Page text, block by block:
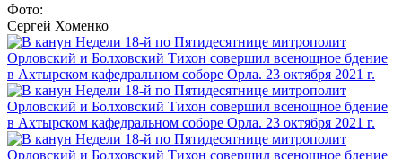
Фото:
Сергей Хоменко